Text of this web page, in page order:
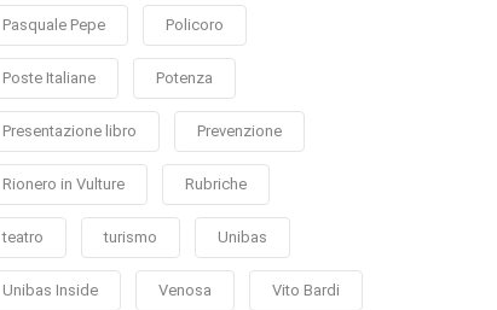
Pasquale Pepe Policoro
Poste Italiane Potenza
Presentazione libro Prevenzione
Rionero in Vulture Rubriche
teatro turismo Unibas
Unibas Inside Venosa Vito Bardi